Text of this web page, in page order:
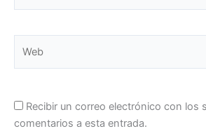
Recibir un correo electrónico con los
comentarios a esta entrada.